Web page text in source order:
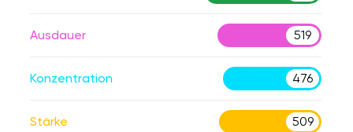
Ausdauer 519
Konzentration 476
Stärke 509